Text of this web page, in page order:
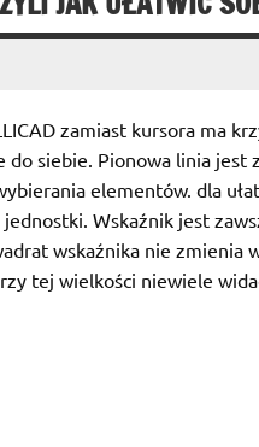
zamiast kursora ma
siebie. Pionowa linia jest
elementów. dla
Wskaźnik jest
wskaźnika nie zmienia
tej wielkości niewiele